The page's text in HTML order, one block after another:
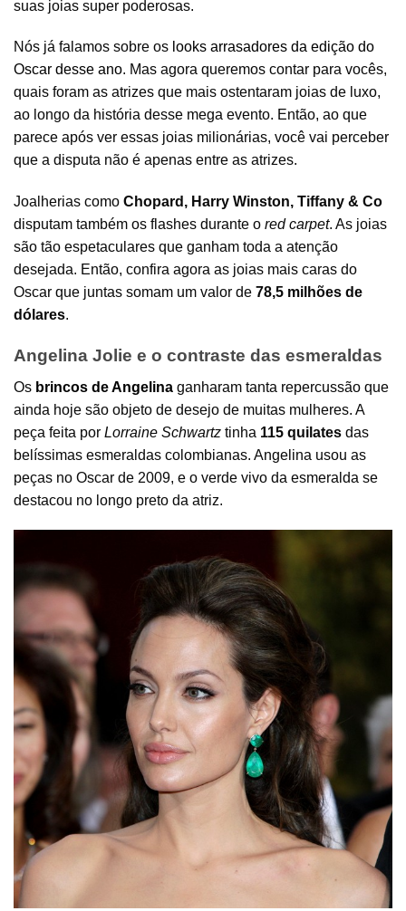
suas joias super poderosas.
Nós já falamos sobre os looks arrasadores da edição do
Oscar desse ano. Mas agora queremos contar para vocês,
quais foram as atrizes que mais ostentaram joias de luxo,
ao longo da história desse mega evento. Então, ao que
parece após ver essas joias milionárias, você vai perceber
que a disputa não é apenas entre as atrizes.
Joalherias como Chopard, Harry Winston, Tiffany & Co
disputam também os flashes durante o red carpet. As joias
são tão espetaculares que ganham toda a atenção
desejada. Então, confira agora as joias mais caras do
Oscar que juntas somam um valor de 78,5 milhões de
dólares.
Angelina Jolie e o contraste das esmeraldas
Os brincos de Angelina ganharam tanta repercussão que
ainda hoje são objeto de desejo de muitas mulheres. A
peça feita por Lorraine Schwartz tinha 115 quilates das
belíssimas esmeraldas colombianas. Angelina usou as
peças no Oscar de 2009, e o verde vivo da esmeralda se
destacou no longo preto da atriz.